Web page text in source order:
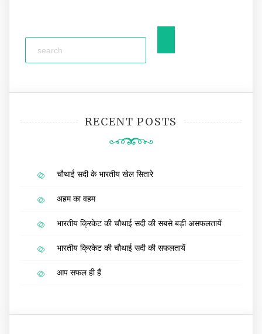
RECENT POSTS
चौथाई सदी के भारतीय खेल सितारे
अहम का वहम
भारतीय क्रिकेट की चौथाई सदी की सबसे बड़ी असफलतायें
भारतीय क्रिकेट की चौथाई सदी की सफलतायें
आप सफल ही हैं